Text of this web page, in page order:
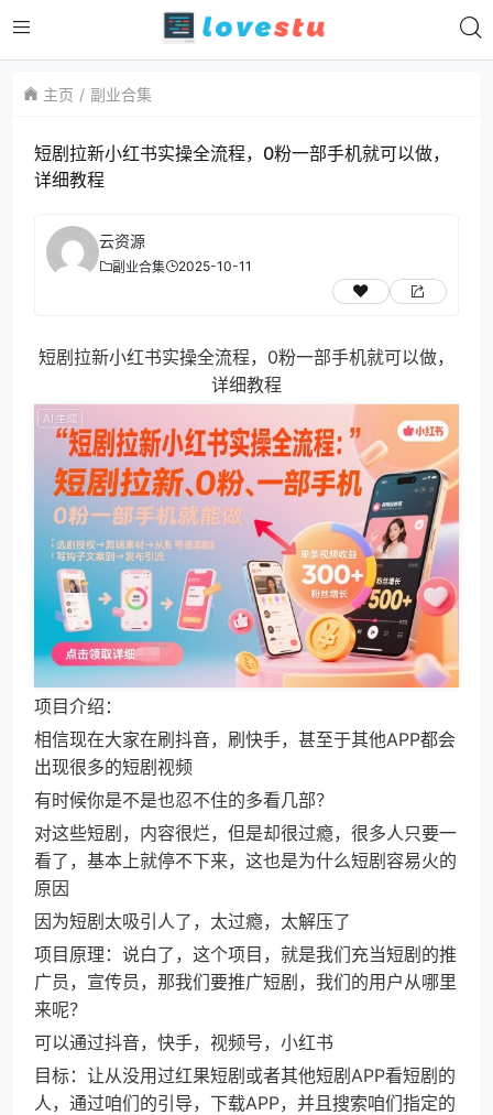
主页 副业合集
短剧拉新小红书实操全流程，0粉一部手机就可以做，
详细教程
云资源
副业合集 2025-10-11
短剧拉新小红书实操全流程，0粉一部手机就可以做，
详细教程
项目介绍：
相信现在大家在刷抖音，刷快手，甚至于其他APP都会
出现很多的短剧视频
有时候你是不是也忍不住的多看几部？
对这些短剧，内容很烂，但是却很过瘾，很多人只要一
看了，基本上就停不下来，这也是为什么短剧容易火的
原因
因为短剧太吸引人了，太过瘾，太解压了
项目原理：说白了，这个项目，就是我们充当短剧的推
广员，宣传员，那我们要推广短剧，我们的用户从哪里
来呢？
可以通过抖音，快手，视频号，小红书
目标：让从没用过红果短剧或者其他短剧APP看短剧的
人，通过咱们的引导，下载APP，并且搜索咱们指定的